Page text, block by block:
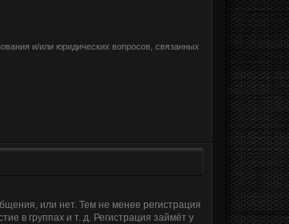
и/или юридических вопросов, связанных
или нет. Тем не менее регистрация
в группах и т. д. Регистрация займёт у